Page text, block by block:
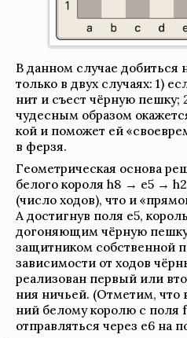
В дан­ном слу­чае добиться
только в двух слу­чаях: 1)
нит и съест чёр­ную пешку;
чудес­ным обра­зом
кой и поможет ей
в ферзя.
Геомет­ри­че­ская основа
белого короля h8 → e5 →
(число ходов), что и
А достиг­нув поля e5,
дого­няющим чёр­ную
защит­ни­ком соб­ствен­ной
зави­симо­сти от ходов
реа­ли­зо­ван пер­вый или
ния ничьей. (Отме­тим, что
ний белому королю с поля
отправ­ляться через e6 на